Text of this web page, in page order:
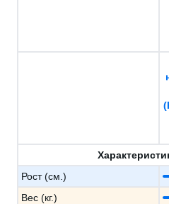
Рост (см.)
Вес (кг.)